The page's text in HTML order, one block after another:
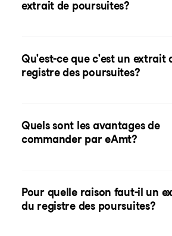
extrait de poursuites?
Qu'est-ce que c'est un extrait
registre des poursuites?
Quels sont les avantages de
commander par eAmt?
Pour quelle raison faut-il un
du registre des poursuites?